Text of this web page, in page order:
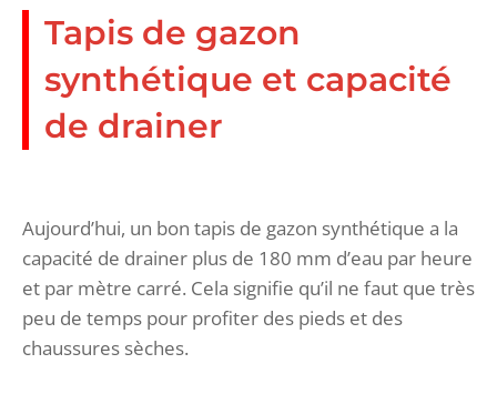
Tapis de gazon
synthétique et capacité
de drainer
Aujourd’hui, un bon tapis de gazon synthétique a la
capacité de drainer plus de 180 mm d’eau par heure
et par mètre carré. Cela signifie qu’il ne faut que très
peu de temps pour profiter des pieds et des
chaussures sèches.